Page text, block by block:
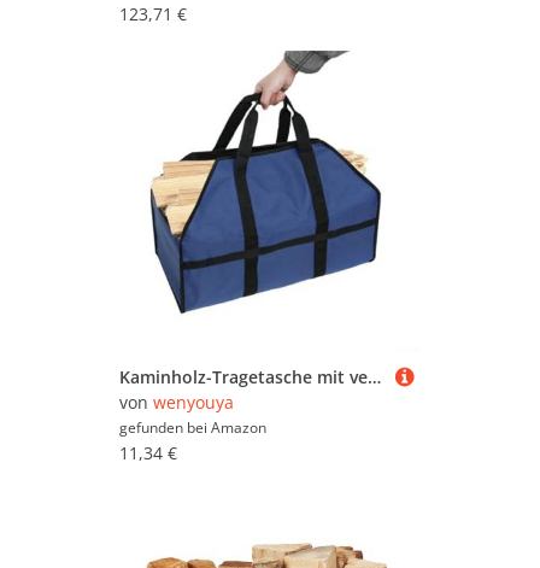
123,71 €
Kaminholz-Tragetasche mit verstärktem, strapazierfähigem Segeltuch, gepolsterten Griffen und selbststehender Struktur für einfachen Transport und Lagerung von Brennholz (grün)
von wenyouya
gefunden bei Amazon
11,34 €